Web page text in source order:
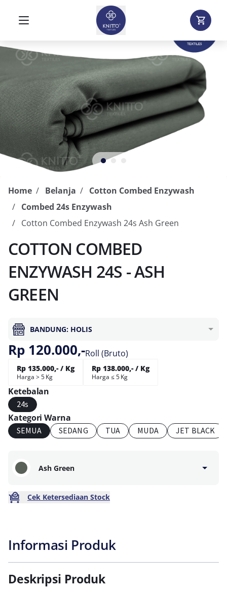
Home Belanja
Cotton Combed Enzywash
Combed 24s Enzywash
Cotton Combed Enzywash 24s Ash Green
COTTON COMBED
ENZYWASH 24S - ASH
GREEN
BANDUNG: HOLIS
Rp 120.000,-Roll (Bruto)
Rp 135.000,- / Kg
Harga > 5 Kg
Rp 138.000,- / Kg
Harga ≤ 5 Kg
Ketebalan
24s
Kategori Warna
SEMUA SEDANG TUA MUDA JET BLACK
Ash Green
Cek Ketersediaan Stock
Informasi Produk
Deskripsi Produk